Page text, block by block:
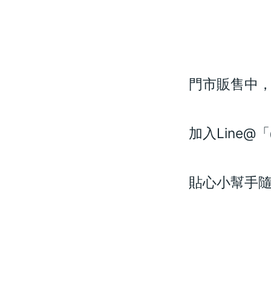
門市販售中
加入Line@
貼心小幫手